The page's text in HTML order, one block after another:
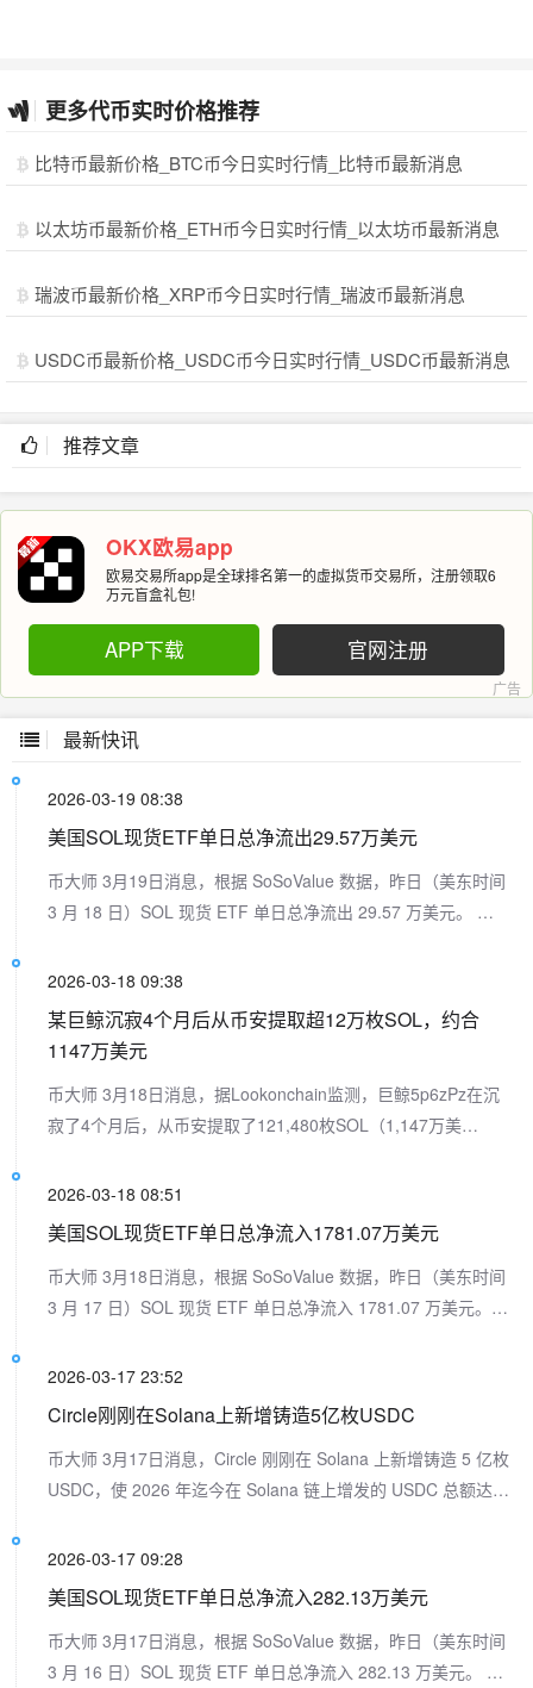
更多代币实时价格推荐
比特币最新价格_BTC币今日实时行情_比特币最新消息
以太坊币最新价格_ETH币今日实时行情_以太坊币最新消息
瑞波币最新价格_XRP币今日实时行情_瑞波币最新消息
USDC币最新价格_USDC币今日实时行情_USDC币最新消息
推荐文章
OKX欧易app
欧易交易所app是全球排名第一的虚拟货币交易所，注册领取6
万元盲盒礼包!
APP下载 官网注册
最新快讯
2026-03-19 08:38
美国SOL现货ETF单日总净流出29.57万美元
币大师 3月19日消息，根据 SoSoValue 数据，昨日（美东时间
3 月 18 日）SOL 现货 ETF 单日总净流出 29.57 万美元。 昨
万美元，目前历史总净流入达 1881.99 万美元。 截至发稿前，
SOL 现货 ETF 总资产净值为 8.84 亿美元，SOL 净资产比率
1.72%，历史累计净流入已达 9.89 亿美元。
2026-03-18 09:38
某巨鲸沉寂4个月后从币安提取超12万枚SOL，约合
1147万美元
币大师 3月18日消息，据Lookonchain监测，巨鲸5p6zPz在沉
寂了4个月后，从币安提取了121,480枚SOL（1,147万美
SOL（2,581万美元），目前亏损超过800万美元。尽管亏损，
他在8小时前又买入了更多SOL。
2026-03-18 08:51
美国SOL现货ETF单日总净流入1781.07万美元
币大师 3月18日消息，根据 SoSoValue 数据，昨日（美东时间
3 月 17 日）SOL 现货 ETF 单日总净流入 1781.07 万美元。
入 1781.07 万美元，目前历史总净流入达 8.03 亿美元。 截至
发稿前，SOL 现货 ETF 总资产净值为 9.37 亿美元，SOL 净资
产比率 1.73%，历史累计净流入已达 9.89 亿美元。
2026-03-17 23:52
Circle刚刚在Solana上新增铸造5亿枚USDC
币大师 3月17日消息，Circle 刚刚在 Solana 上新增铸造 5 亿枚
USDC，使 2026 年迄今在 Solana 链上增发的 USDC 总额达到
2026-03-17 09:28
美国SOL现货ETF单日总净流入282.13万美元
币大师 3月17日消息，根据 SoSoValue 数据，昨日（美东时间
3 月 16 日）SOL 现货 ETF 单日总净流入 282.13 万美元。 其